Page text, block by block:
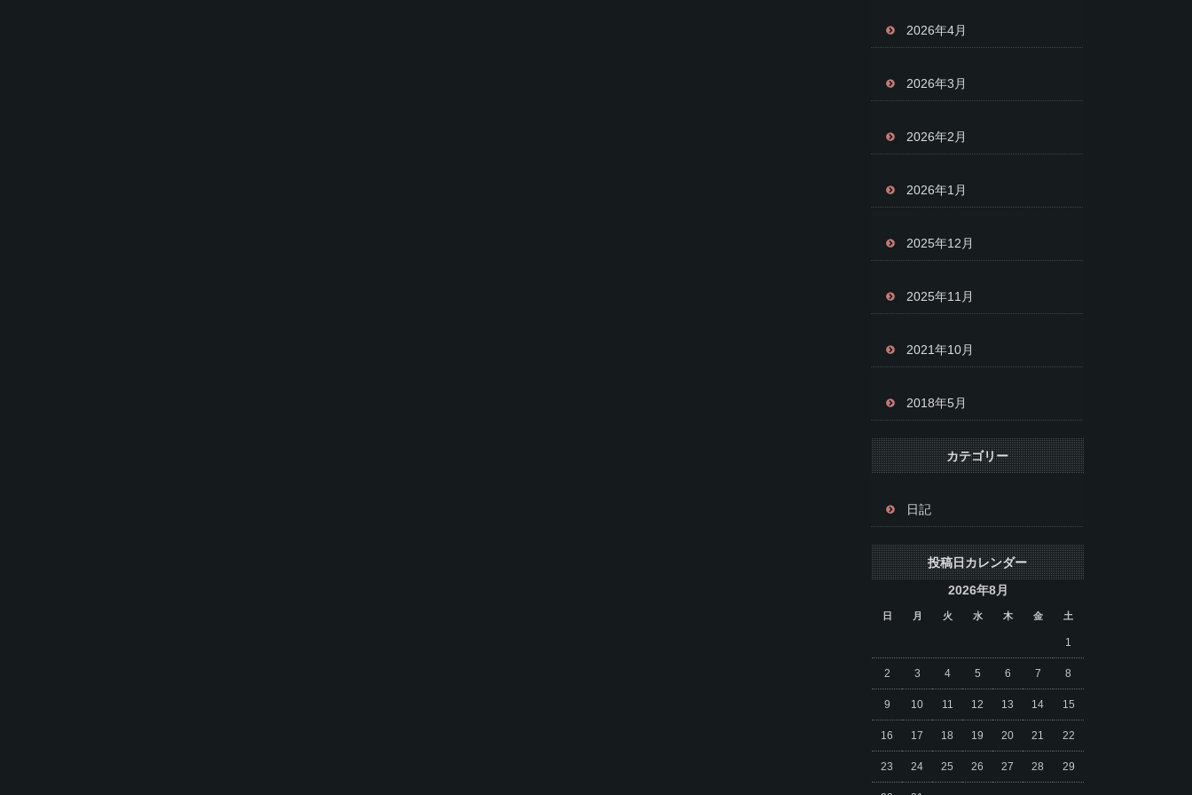
2026年4月
2026年3月
2026年2月
2026年1月
2025年12月
2025年11月
2021年10月
2018年5月
カテゴリー
日記
投稿日カレンダー
2026年8月
日 月 火 水 木 金 土
1
2 3 4 5 6 7 8
9 10 11 12 13 14 15
16 17 18 19 20 21 22
23 24 25 26 27 28 29